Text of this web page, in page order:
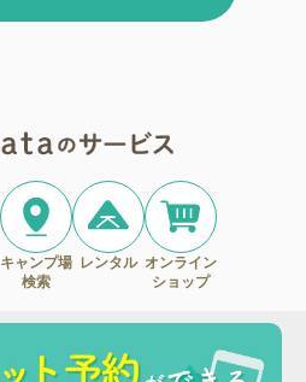
キャンプ場
検索
レンタル オンライン
ショップ